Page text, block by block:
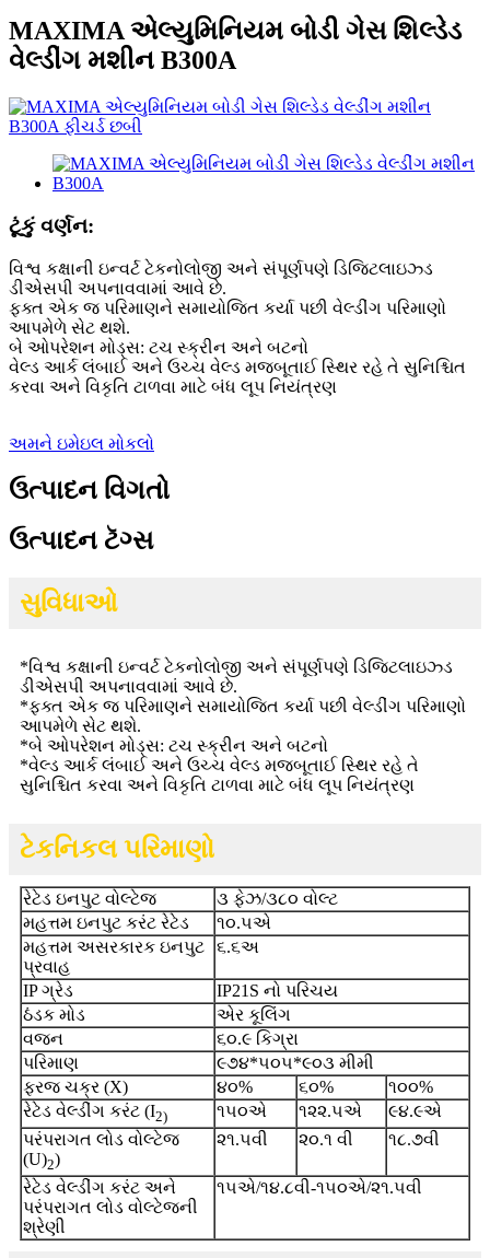
MAXIMA એલ્યુમિનિયમ બોડી ગેસ શિલ્ડેડ
વેલ્ડીંગ મશીન B300A
ટૂંકું વર્ણન:
વિશ્વ કક્ષાની ઇન્વર્ટ ટેકનોલોજી અને સંપૂર્ણપણે ડિજિટલાઇઝ્ડ
ડીએસપી અપનાવવામાં આવે છે.
ફક્ત એક જ પરિમાણને સમાયોજિત કર્યા પછી વેલ્ડીંગ પરિમાણો
આપમેળે સેટ થશે.
બે ઓપરેશન મોડ્સ: ટચ સ્ક્રીન અને બટનો
વેલ્ડ આર્ક લંબાઈ અને ઉચ્ચ વેલ્ડ મજબૂતાઈ સ્થિર રહે તે સુનિશ્ચિત
કરવા અને વિકૃતિ ટાળવા માટે બંધ લૂપ નિયંત્રણ
અમને ઇમેઇલ મોકલો
ઉત્પાદન વિગતો
ઉત્પાદન ટૅગ્સ
સુવિધાઓ
*વિશ્વ કક્ષાની ઇન્વર્ટ ટેકનોલોજી અને સંપૂર્ણપણે ડિજિટલાઇઝ્ડ
ડીએસપી અપનાવવામાં આવે છે.
*ફક્ત એક જ પરિમાણને સમાયોજિત કર્યા પછી વેલ્ડીંગ પરિમાણો
આપમેળે સેટ થશે.
*બે ઓપરેશન મોડ્સ: ટચ સ્ક્રીન અને બટનો
*વેલ્ડ આર્ક લંબાઈ અને ઉચ્ચ વેલ્ડ મજબૂતાઈ સ્થિર રહે તે
સુનિશ્ચિત કરવા અને વિકૃતિ ટાળવા માટે બંધ લૂપ નિયંત્રણ
ટેકનિકલ પરિમાણો
રેટેડ ઇનપુટ વોલ્ટેજ
૩ ફેઝ/૩૮૦ વોલ્ટ
મહત્તમ ઇનપુટ કરંટ રેટેડ
૧૦.૫એ
મહત્તમ અસરકારક ઇનપુટ
પ્રવાહ
૬.૬અ
IP ગ્રેડ
IP21S નો પરિચય
ઠંડક મોડ
એર કૂલિંગ
વજન
૬૦.૯ કિગ્રા
પરિમાણ
૯૭૪*૫૦૫*૯૦૩ મીમી
ફરજ ચક્ર (X)
૪૦% ૬૦%
૧૦૦%
રેટેડ વેલ્ડીંગ કરંટ (I2) ૧૫૦એ ૧૨૨.૫એ
૯૪.૯એ
પરંપરાગત લોડ વોલ્ટેજ
(U)2)
૨૧.૫વી ૨૦.૧ વી ૧૮.૭વી
રેટેડ વેલ્ડીંગ કરંટ અને
પરંપરાગત લોડ વોલ્ટેજની
શ્રેણી
૧૫એ/૧૪.૮વી-૧૫૦એ/૨૧.૫વી